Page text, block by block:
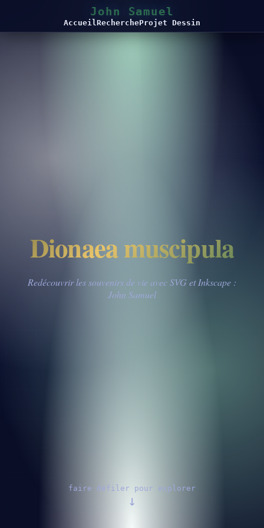
John Samuel
AccueilRechercheProjet Dessin
Dionaea muscipula
Redécouvrir les souvenirs de vie avec SVG et Inkscape :
John Samuel
faire défiler pour explorer